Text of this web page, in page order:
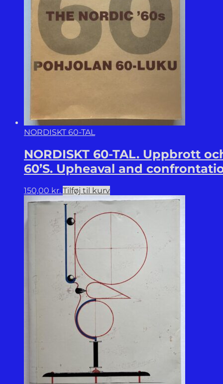
NORDISKT 60-TAL
NORDISKT 60-TAL. Uppbrott
60’S. Upheaval and
150,00 kr. Tilføj til kurv